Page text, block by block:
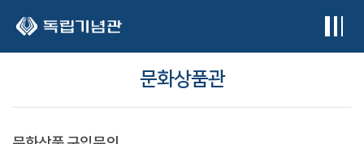
문화상품관